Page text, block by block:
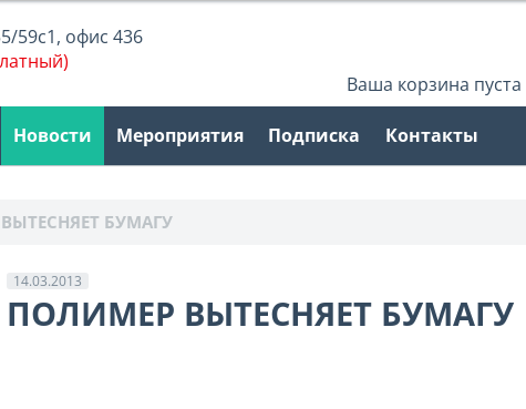
59с1, офис 436
Ваша корзина пуста
Новости Мероприятия Подписка Контакты
БУМАГУ
14.03.2013
ПОЛИМЕР ВЫТЕСНЯЕТ БУМАГУ